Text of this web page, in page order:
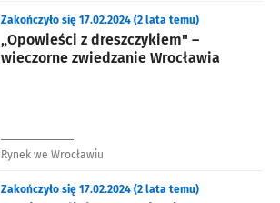
„Opowieści z dreszczykiem" –
wieczorne zwiedzanie Wrocławia
Zakończyło się 17.02.2024 (2 lata temu)
Rynek we Wrocławiu
Zakończyło się 17.02.2024 (2 lata temu)